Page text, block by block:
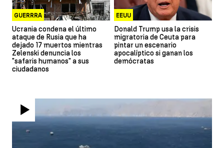
GUERRRA
Ucrania condena el último
ataque de Rusia que ha
dejado 17 muertos mientras
Zelenski denuncia los
"safaris humanos" a sus
ciudadanos
EEUU
Donald Trump usa la crisis
migratoria de Ceuta para
pintar un escenario
apocalíptico si ganan los
demócratas